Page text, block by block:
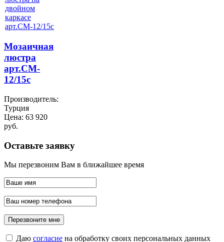
Мозаичная
люстра
арт.CM-
12/15c
Производитель:
Турция
Цена: 63 920
руб.
Оставьте заявку
Мы перезвоним Вам в ближайшее время
Даю согласие на обработку своих персональных данных